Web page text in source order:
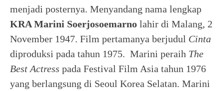
menjadi posternya. Menyandang nama lengkap
KRA Marini Soerjosoemarno lahir di Malang, 2
November 1947. Film pertamanya berjudul Cinta
diproduksi pada tahun 1975. Marini peraih The
Best Actress pada Festival Film Asia tahun 1976
yang berlangsung di Seoul Korea Selatan. Marini